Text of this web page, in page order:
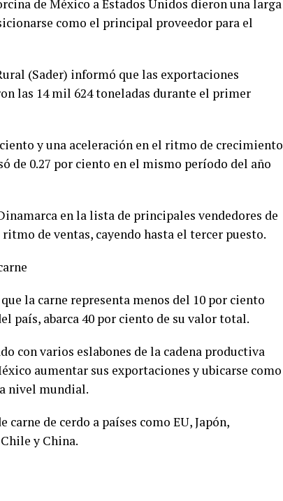
de México a Estados Unidos dieron una larga
como el principal proveedor para el
(Sader) informó que las exportaciones
las 14 mil 624 toneladas durante el primer
y una aceleración en el ritmo de crecimiento
de 0.27 por ciento en el mismo período del año
en la lista de principales vendedores de
de ventas, cayendo hasta el tercer puesto.
la carne representa menos del 10 por ciento
país, abarca 40 por ciento de su valor total.
con varios eslabones de la cadena productiva
aumentar sus exportaciones y ubicarse como
nivel mundial.
de cerdo a países como EU, Japón,
y China.